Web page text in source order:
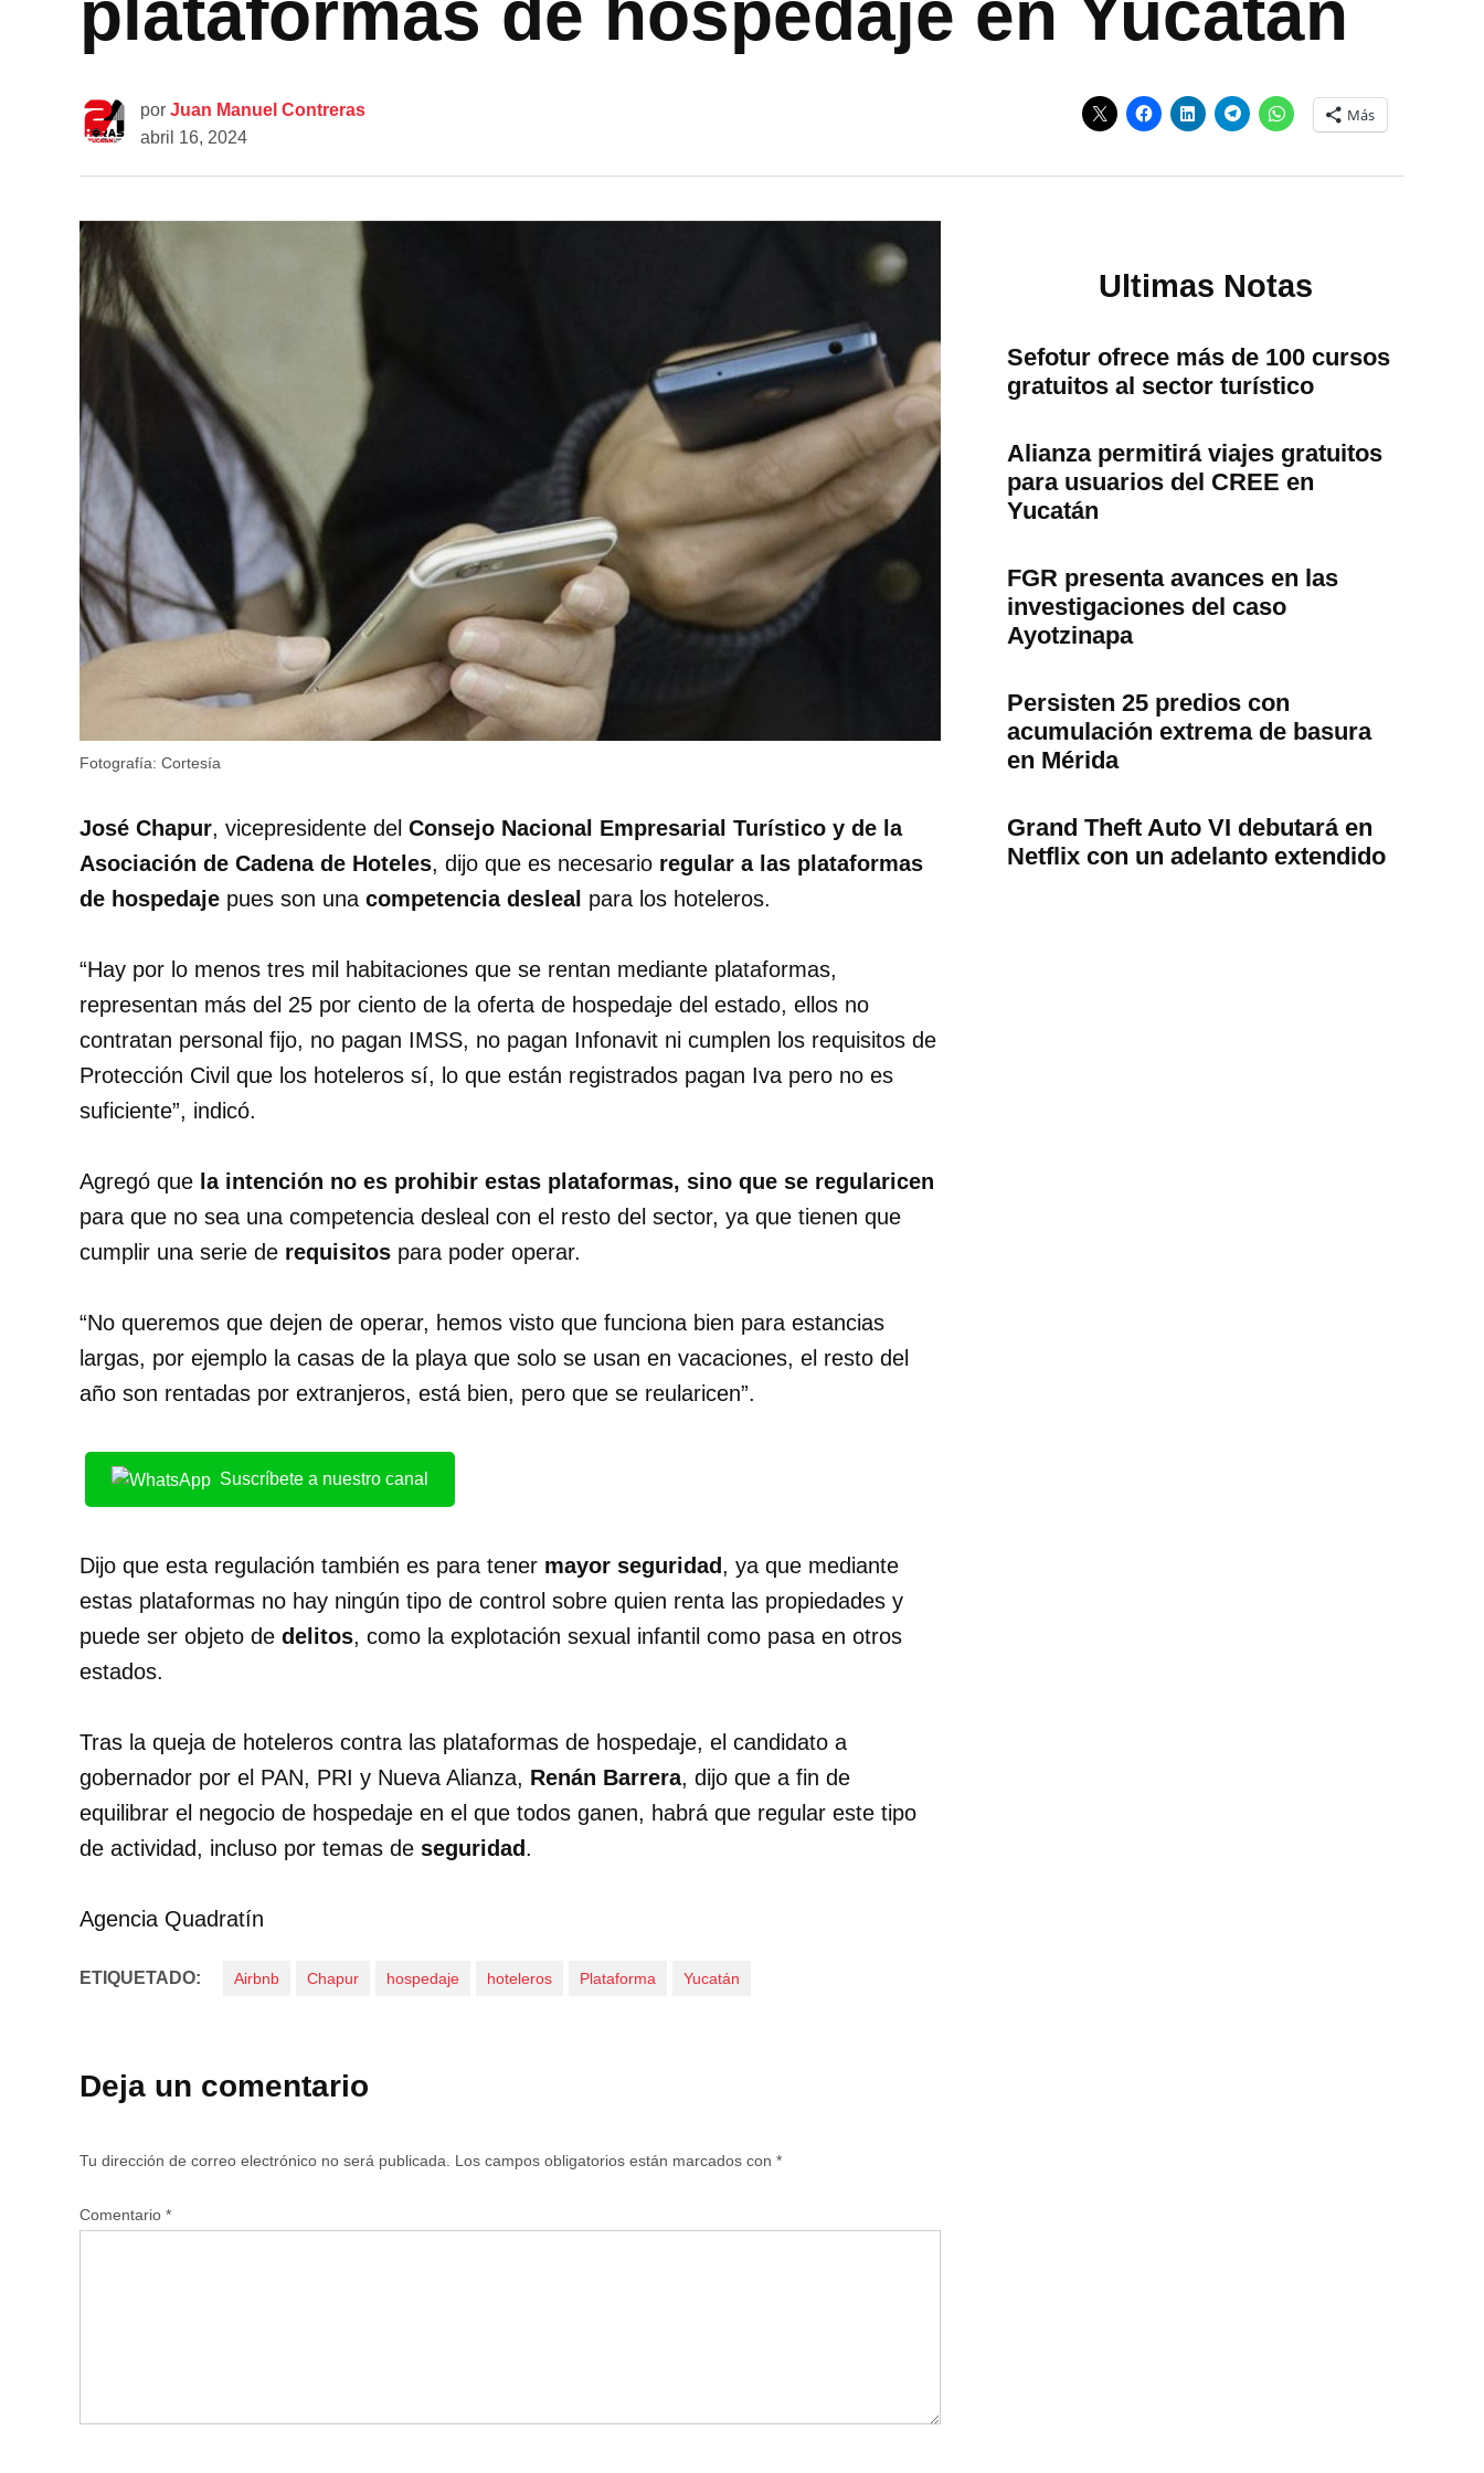
por Juan Manuel Contreras
abril 16, 2024
Más
Fotografía: Cortesía
José Chapur, vicepresidente del Consejo Nacional Empresarial Turístico y de la
Asociación de Cadena de Hoteles, dijo que es necesario regular a las plataformas
de hospedaje pues son una competencia desleal para los hoteleros.
“Hay por lo menos tres mil habitaciones que se rentan mediante plataformas,
representan más del 25 por ciento de la oferta de hospedaje del estado, ellos no
contratan personal fijo, no pagan IMSS, no pagan Infonavit ni cumplen los requisitos de
Protección Civil que los hoteleros sí, lo que están registrados pagan Iva pero no es
suficiente”, indicó.
Agregó que la intención no es prohibir estas plataformas, sino que se regularicen
para que no sea una competencia desleal con el resto del sector, ya que tienen que
cumplir una serie de requisitos para poder operar.
“No queremos que dejen de operar, hemos visto que funciona bien para estancias
largas, por ejemplo la casas de la playa que solo se usan en vacaciones, el resto del
año son rentadas por extranjeros, está bien, pero que se reularicen”.
Suscríbete a nuestro canal
Dijo que esta regulación también es para tener mayor seguridad , ya que mediante
estas plataformas no hay ningún tipo de control sobre quien renta las propiedades y
puede ser objeto de delitos, como la explotación sexual infantil como pasa en otros
estados.
Tras la queja de hoteleros contra las plataformas de hospedaje, el candidato a
gobernador por el PAN, PRI y Nueva Alianza, Renán Barrera, dijo que a fin de
equilibrar el negocio de hospedaje en el que todos ganen, habrá que regular este tipo
de actividad, incluso por temas de seguridad .
Agencia Quadratín
ETIQUETADO: Airbnb Chapur hospedaje hoteleros Plataforma Yucatán
Deja un comentario
Tu dirección de correo electrónico no será publicada. Los campos obligatorios están marcados con *
Comentario *
Ultimas Notas
Sefotur ofrece más de 100 cursos
gratuitos al sector turístico
Alianza permitirá viajes gratuitos
para usuarios del CREE en
Yucatán
FGR presenta avances en las
investigaciones del caso
Ayotzinapa
Persisten 25 predios con
acumulación extrema de basura
en Mérida
Grand Theft Auto VI debutará en
Netflix con un adelanto extendido